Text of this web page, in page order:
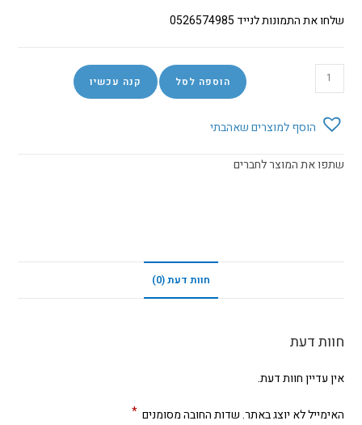
שלחו את התמונות לנייד 0526574985
הוספה לסל קנה עכשיו
הוסף למוצרים שאהבתי
שתפו את המוצר לחברים
חוות דעת (0)
חוות דעת
אין עדיין חוות דעת.
האימייל לא יוצג באתר.שדות החובה מסומנים *